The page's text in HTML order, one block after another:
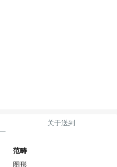
关于送到
范畴
图形